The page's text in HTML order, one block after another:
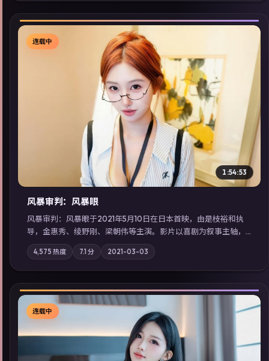
▶
连载中
1:54:53
风暴审判：风暴眼
风暴审判：风暴眼于2021年5月10日在日本首映，由是枝裕和执
导，金惠秀、绫野刚、梁朝伟等主演。影片以喜剧为叙事主轴，
边境小镇的平静被一封匿名信彻底打破；摄影与配乐强化地域气
质；站内亦可通过「国产免费观看高清电视剧在线看」延展检索
同类型高分佳作，畅享高清在线追剧体验。
4,575 热度 7.1 分 2021-03-03
连载中